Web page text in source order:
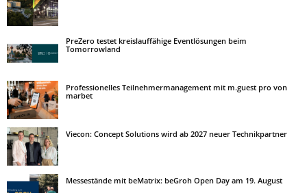
PreZero testet kreislauffähige Eventlösungen beim
Tomorrowland
Professionelles Teilnehmermanagement mit m.guest pro von
marbet
Viecon: Concept Solutions wird ab 2027 neuer Technikpartner
Messestände mit beMatrix: beGroh Open Day am 19. August